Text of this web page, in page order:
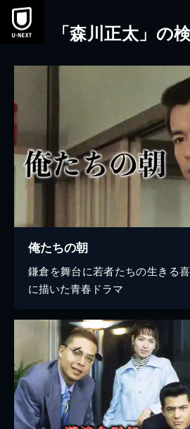
本文へスキップ
「森川正太」の
俺たちの朝
鎌倉を舞台に若者たちの生きる
に描いた青春ドラマ